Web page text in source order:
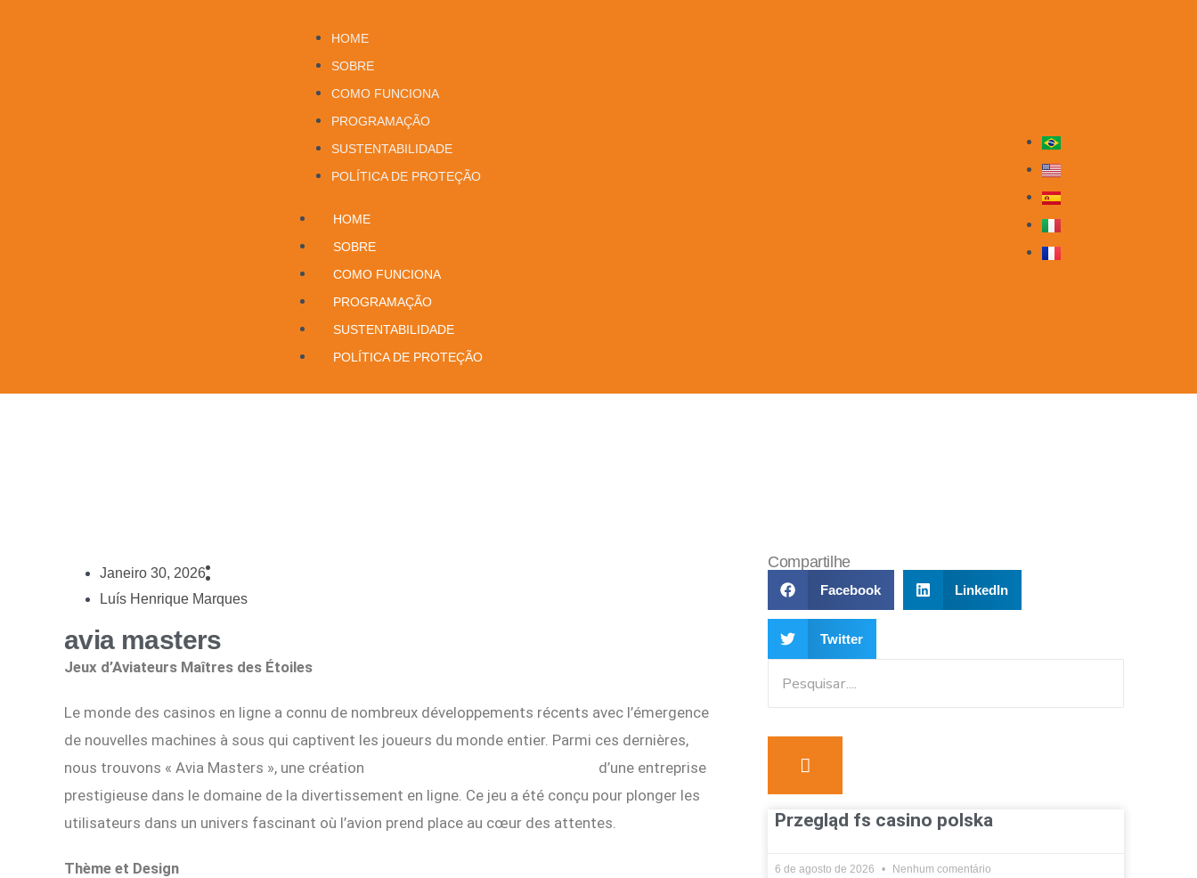
HOME
SOBRE
COMO FUNCIONA
PROGRAMAÇÃO
SUSTENTABILIDADE
POLÍTICA DE PROTEÇÃO
HOME
SOBRE
COMO FUNCIONA
PROGRAMAÇÃO
SUSTENTABILIDADE
POLÍTICA DE PROTEÇÃO
Janeiro 30, 2026
Luís Henrique Marques
avia masters
Jeux d’Aviateurs Maîtres des Étoiles
Le monde des casinos en ligne a connu de nombreux développements récents avec l’émergence
de nouvelles machines à sous qui captivent les joueurs du monde entier. Parmi ces dernières,
nous trouvons « Avia Masters », une création
d’une entreprise
prestigieuse dans le domaine de la divertissement en ligne. Ce jeu a été conçu pour plonger les
utilisateurs dans un univers fascinant où l’avion prend place au cœur des attentes.
Thème et Design
Compartilhe
Facebook LinkedIn
Twitter
Przegląd fs casino polska
6 de agosto de 2026 Nenhum comentário